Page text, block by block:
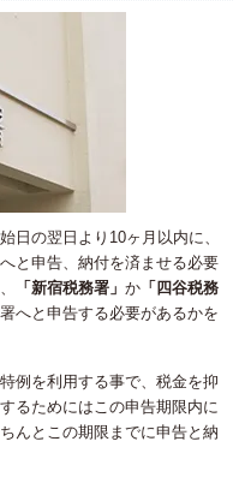
日の翌日より10ヶ月以内に、
と申告、納付を済ませる必要
「新宿税務署」 か 「四谷税務
へと申告する必要があるかを
例を利用する事で、税金を抑
るためにはこの申告期限内に
んとこの期限までに申告と納